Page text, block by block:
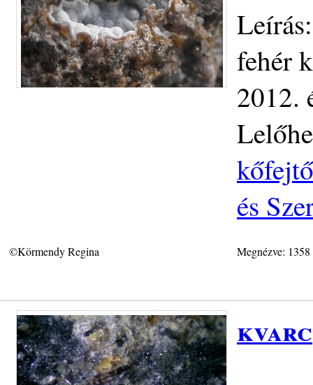
fehér
2012.
és
©Körmendy Regina Megnézve:
kvarc